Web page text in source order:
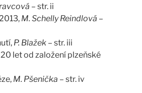
– str. ii
M. Schelly Reindlová –
P. Blažek – str. iii
let od založení plzeňské
M. Pšenička – str. iv